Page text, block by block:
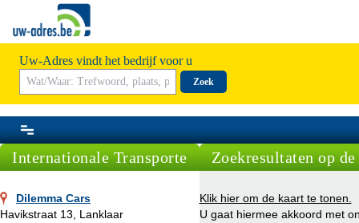
Uw-Adres vindt het bedrijf voor u
Zoek
Internationale Transporte
Dilemma Cars
Havikstraat 13, Lanklaar
Zoekresultaten op
Klik hier om de kaart te tonen.
U gaat hiermee akkoord met